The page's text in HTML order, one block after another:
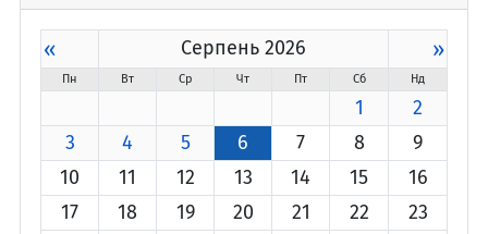
« Серпень 2026 »
Пн Вт Ср Чт Пт Сб Нд
1
2
3
4 5 6 7 8
9
10
11 12 13 14 15
16
17
18 19 20 21 22
23